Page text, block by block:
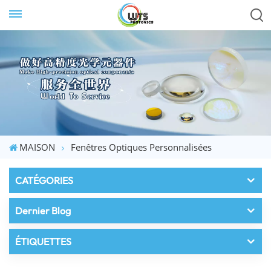
MAISON Fenêtres Optiques Personnalisées
CATÉGORIES
Dernier Blog
ÉTIQUETTES